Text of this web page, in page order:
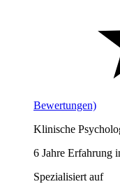
Bewertungen)
Klinische
6 Jahre Erfahrung
Spezialisiert auf